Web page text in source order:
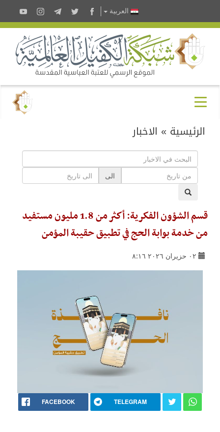
العربية
الرئيسية » الاخبار
الى
قسم الشؤون الفكرية: أكثر من 1.8 مليون مستفيد
من خدمة بوابة الحج في تطبيق حقيبة المؤمن
٠٢ حزيران ٢٠٢٦ ٨:١٦
FACEBOOK TELEGRAM